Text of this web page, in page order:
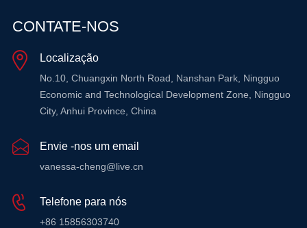
CONTATE-NOS
Localização
No.10, Chuangxin North Road, Nanshan Park, Ningguo
Economic and Technological Development Zone, Ningguo
City, Anhui Province, China
Envie -nos um email
vanessa-cheng@live.cn
Telefone para nós
+86 15856303740